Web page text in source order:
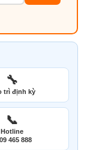
🔧
trì định kỳ
📞
Hotline
465 888